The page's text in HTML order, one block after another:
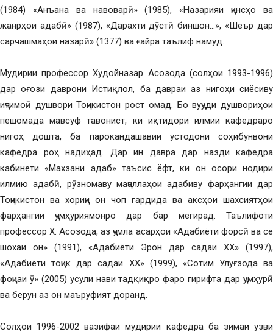
(1984) «Анъана ва навоварӣ» (1985), «Назарияи ҷинсҳо ва
жанрҳои адабӣ» (1987), «Дарахти дӯстӣ биншон…», «Шеър дар
сарчашмаҳои назарӣ» (1377) ва ғайра таълиф намуд.
Мудирии профессор Худойназар Асозода (солҳои 1993-1996)
дар оғози даврони Истиқлол, ба давраи аз нигоҳи сиёсиву
иҷтимоӣ душвори Тоҷикистон рост омад. Бо вуҷуди душвориҳои
пешомада мавсуф тавонист, ки иқтидори илмии кафедраро
нигоҳ дошта, ба парокандашавии устодони соҳибунвони
кафедра роҳ надиҳад. Дар ин давра дар назди кафедра
кабинети «Махзани адаб» таъсис ёфт, ки он осори нодири
илмию адабӣ, рӯзномаву маҷаллаҳои адабиву фарҳангии дар
Тоҷикистон ва хориҷи он чоп гардида ва аксҳои шахсиятҳои
фарҳангии ҷумҳуриямонро дар бар мегирад. Таълифоти
профессор Х. Асозода, аз ҷумла асарҳои «Адабиёти форсӣ ва се
шохаи он» (1991), «Адабиёти Эрон дар садаи ХХ» (1997),
«Адабиёти тоҷик дар садаи ХХ» (1999), «Сотим Улуғзода ва
фоҷиаи ӯ» (2005) усули нави тадқиқро фаро гирифта дар ҷумҳурӣ
ва берун аз он маъруфият доранд.
Солҳои 1996-2002 вазифаи мудирии кафедра ба зимаи узви